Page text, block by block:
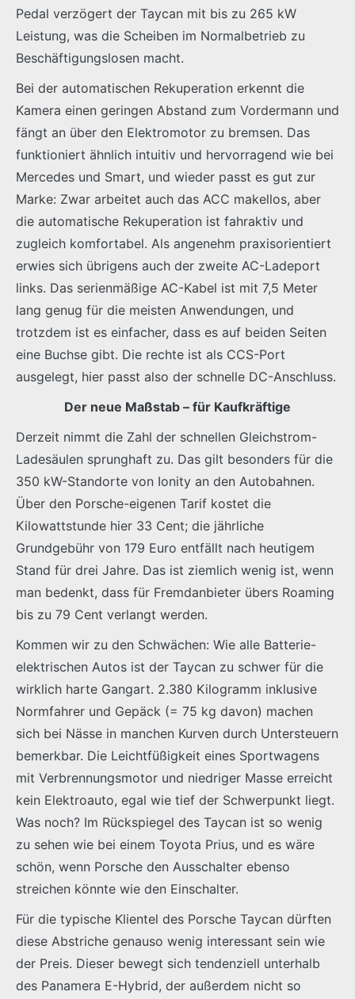
Pedal verzögert der Taycan mit bis zu 265 kW
Leistung, was die Scheiben im Normalbetrieb zu
Beschäftigungslosen macht.
Bei der automatischen Rekuperation erkennt die
Kamera einen geringen Abstand zum Vordermann und
fängt an über den Elektromotor zu bremsen. Das
funktioniert ähnlich intuitiv und hervorragend wie bei
Mercedes und Smart, und wieder passt es gut zur
Marke: Zwar arbeitet auch das ACC makellos, aber
die automatische Rekuperation ist fahraktiv und
zugleich komfortabel. Als angenehm praxisorientiert
erwies sich übrigens auch der zweite AC-Ladeport
links. Das serienmäßige AC-Kabel ist mit 7,5 Meter
lang genug für die meisten Anwendungen, und
trotzdem ist es einfacher, dass es auf beiden Seiten
eine Buchse gibt. Die rechte ist als CCS-Port
ausgelegt, hier passt also der schnelle DC-Anschluss.
Der neue Maßstab – für Kaufkräftige
Derzeit nimmt die Zahl der schnellen Gleichstrom-
Ladesäulen sprunghaft zu. Das gilt besonders für die
350 kW-Standorte von Ionity an den Autobahnen.
Über den Porsche-eigenen Tarif kostet die
Kilowattstunde hier 33 Cent; die jährliche
Grundgebühr von 179 Euro entfällt nach heutigem
Stand für drei Jahre. Das ist ziemlich wenig ist, wenn
man bedenkt, dass für Fremdanbieter übers Roaming
bis zu 79 Cent verlangt werden.
Kommen wir zu den Schwächen: Wie alle Batterie-
elektrischen Autos ist der Taycan zu schwer für die
wirklich harte Gangart. 2.380 Kilogramm inklusive
Normfahrer und Gepäck (= 75 kg davon) machen
sich bei Nässe in manchen Kurven durch Untersteuern
bemerkbar. Die Leichtfüßigkeit eines Sportwagens
mit Verbrennungsmotor und niedriger Masse erreicht
kein Elektroauto, egal wie tief der Schwerpunkt liegt.
Was noch? Im Rückspiegel des Taycan ist so wenig
zu sehen wie bei einem Toyota Prius, und es wäre
schön, wenn Porsche den Ausschalter ebenso
streichen könnte wie den Einschalter.
Für die typische Klientel des Porsche Taycan dürften
diese Abstriche genauso wenig interessant sein wie
der Preis. Dieser bewegt sich tendenziell unterhalb
des Panamera E-Hybrid, der außerdem nicht so